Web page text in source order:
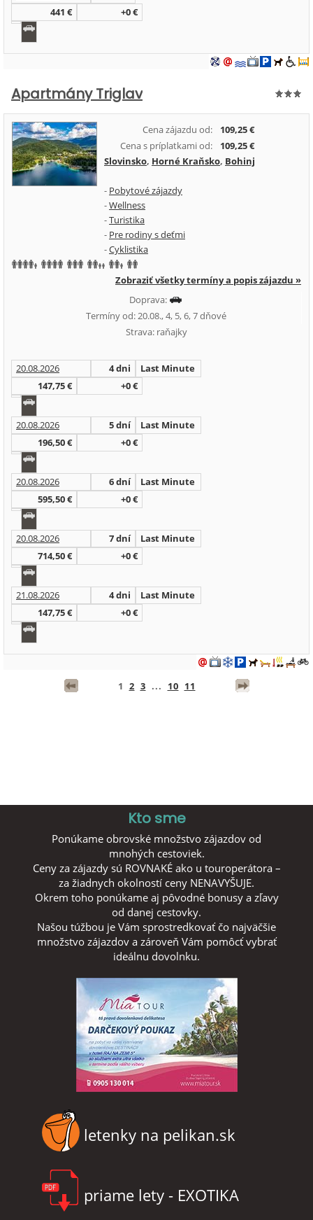
441 €
+0 €
Apartmány Triglav
Cena zájazdu od:
109,25 €
Cena s príplatkami od:
109,25 €
Slovinsko, Horné Kraňsko, Bohinj
- Pobytové zájazdy
-Wellness
-Turistika
- Pre rodiny s deťmi
-Cyklistika
Zobraziť všetky termíny a popis zájazdu »
Doprava:
Termíny od: 20.08., 4, 5, 6, 7 dňové
Strava: raňajky
20.08.2026 4 dni
Last Minute
147,75 €
+0 €
20.08.2026 5 dní
Last Minute
196,50 €
+0 €
20.08.2026 6 dní
Last Minute
595,50 €
+0 €
20.08.2026 7 dní
Last Minute
714,50 €
+0 €
21.08.2026 4 dni
Last Minute
147,75 €
+0 €
1 2 3 ... 10 11
Kto sme
Ponúkame obrovské množstvo zájazdov od
mnohých cestoviek.
Ceny za zájazdy sú ROVNAKÉ ako u touroperátora –
za žiadnych okolností ceny NENAVYŠUJE.
Okrem toho ponúkame aj pôvodné bonusy a zľavy
od danej cestovky.
Našou túžbou je Vám sprostredkovať čo najväčšie
množstvo zájazdov a zároveň Vám pomôcť vybrať
ideálnu dovolnku.
letenky na pelikan.sk
priame lety - EXOTIKA